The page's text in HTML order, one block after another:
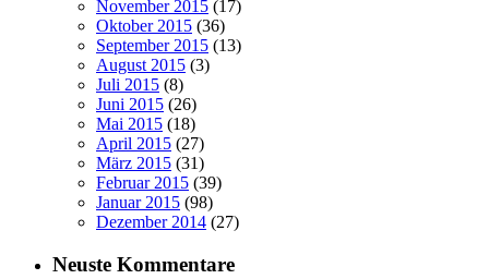
November 2015 (17)
Oktober 2015 (36)
September 2015 (13)
August 2015 (3)
Juli 2015 (8)
Juni 2015 (26)
Mai 2015 (18)
April 2015 (27)
März 2015 (31)
Februar 2015 (39)
Januar 2015 (98)
Dezember 2014 (27)
Neuste Kommentare